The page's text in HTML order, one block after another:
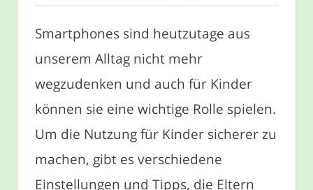
Smartphones sind heutzutage aus
unserem Alltag nicht mehr
wegzudenken und auch für Kinder
können sie eine wichtige Rolle spielen.
Um die Nutzung für Kinder sicherer zu
machen, gibt es verschiedene
Einstellungen und Tipps, die Eltern